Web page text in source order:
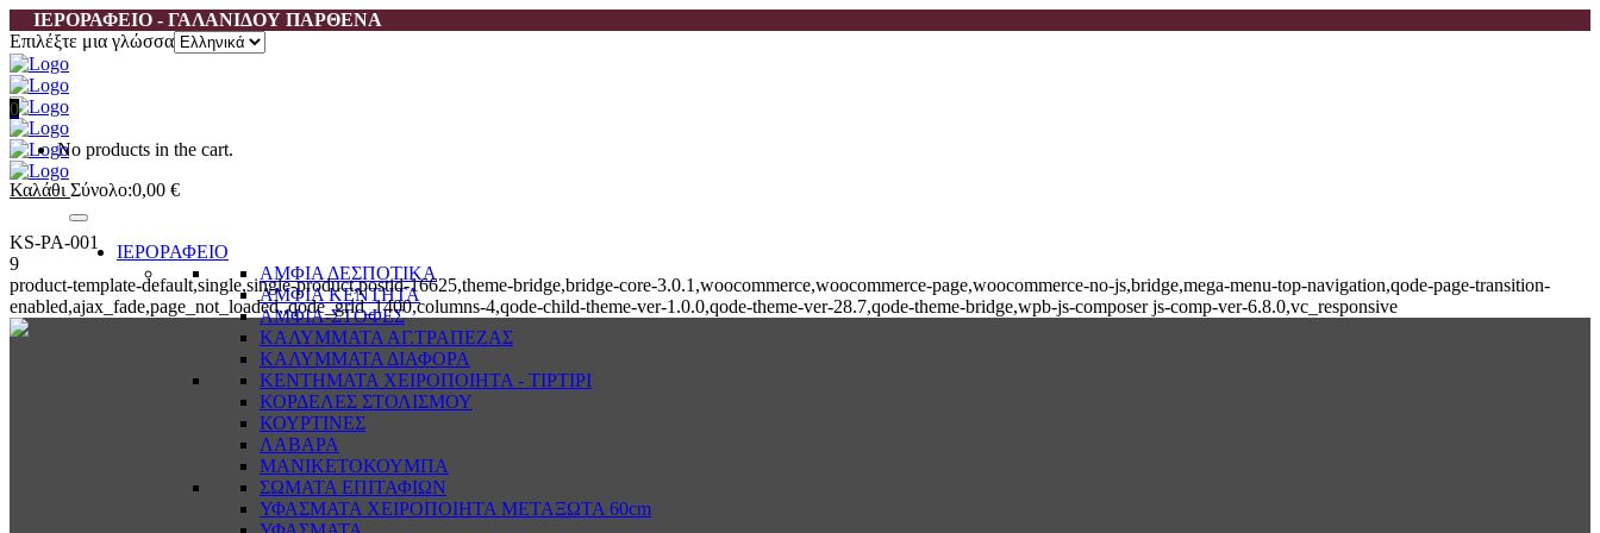
ΙΕΡΟΡΑΦΕΙΟ - ΓΑΛΑΝΙΔΟΥ ΠΑΡΘΕΝΑ
Επιλέξτε μια γλώσσα
0
No products in the cart.
Καλάθι Σύνολο:0,00 €
ΙΕΡΟΡΑΦΕΙΟ
ΑΜΦΙΑ ΔΕΣΠΟΤΙΚΑ
ΑΜΦΙΑ ΚΕΝΤΗΤΑ
ΑΜΦΙΑ-ΣΤΟΦΕΣ
ΚΑΛΥΜΜΑΤΑ ΑΓ.ΤΡΑΠΕΖΑΣ
ΚΑΛΥΜΜΑΤΑ ΔΙΑΦΟΡΑ
ΚΕΝΤΗΜΑΤΑ ΧΕΙΡΟΠΟΙΗΤΑ - ΤΙΡΤΙΡΙ
ΚΟΡΔΕΛΕΣ ΣΤΟΛΙΣΜΟΥ
ΚΟΥΡΤΙΝΕΣ
ΛΑΒΑΡΑ
ΜΑΝΙΚΕΤΟΚΟΥΜΠΑ
ΣΩΜΑΤΑ ΕΠΙΤΑΦΙΩΝ
ΥΦΑΣΜΑΤΑ ΧΕΙΡΟΠΟΙΗΤΑ ΜΕΤΑΞΩΤΑ 60cm
KS-PA-001
9
product-template-default,single,single-product,postid-16625,theme-bridge,bridge-core-3.0.1,woocommerce,woocommerce-page,woocommerce-no-js,bridge,mega-menu-top-navigation,qode-page-transition-
enabled,ajax_fade,page_not_loaded,,qode_grid_1400,columns-4,qode-child-theme-ver-1.0.0,qode-theme-ver-28.7,qode-theme-bridge,wpb-js-composer js-comp-ver-6.8.0,vc_responsive